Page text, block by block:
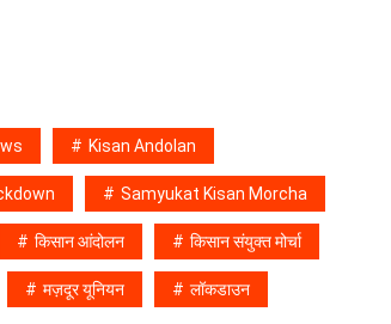
Kisan Andolan
Samyukat Kisan Morcha
किसान आंदोलन किसान संयुक्त मोर्चा
मज़दूर यूनियन लॉकडाउन